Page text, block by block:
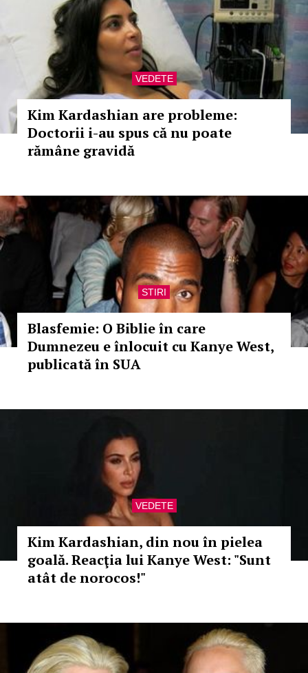
VEDETE
Kim Kardashian are probleme:
Doctorii i-au spus că nu poate
rămâne gravidă
STIRI
Blasfemie: O Biblie în care
Dumnezeu e înlocuit cu Kanye West,
publicată în SUA
VEDETE
Kim Kardashian, din nou în pielea
goală. Reacţia lui Kanye West: "Sunt
atât de norocos!"